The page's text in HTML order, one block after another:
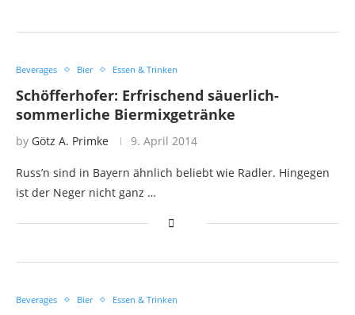
Beverages Bier Essen & Trinken
Schöfferhofer: Erfrischend säuerlich-
sommerliche Biermixgetränke
by Götz A. Primke 9. April 2014
Russ’n sind in Bayern ähnlich beliebt wie Radler. Hingegen
ist der Neger nicht ganz …
Beverages Bier Essen & Trinken